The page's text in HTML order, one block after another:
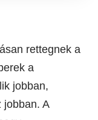
rettegnek a
a
jobban,
jobban. A